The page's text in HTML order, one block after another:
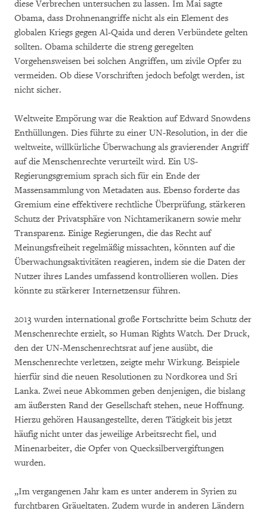
diese Verbrechen untersuchen zu lassen. Im Mai sagte
Obama, dass Drohnenangriffe nicht als ein Element des
globalen Kriegs gegen Al-Qaida und deren Verbündete gelten
sollten. Obama schilderte die streng geregelten
Vorgehensweisen bei solchen Angriffen, um zivile Opfer zu
vermeiden. Ob diese Vorschriften jedoch befolgt werden, ist
nicht sicher.
Weltweite Empörung war die Reaktion auf Edward Snowdens
Enthüllungen. Dies führte zu einer UN-Resolution, in der die
weltweite, willkürliche Überwachung als gravierender Angriff
auf die Menschenrechte verurteilt wird. Ein US-
Regierungsgremium sprach sich für ein Ende der
Massensammlung von Metadaten aus. Ebenso forderte das
Gremium eine effektivere rechtliche Überprüfung, stärkeren
Schutz der Privatsphäre von Nichtamerikanern sowie mehr
Transparenz. Einige Regierungen, die das Recht auf
Meinungsfreiheit regelmäßig missachten, könnten auf die
Überwachungsaktivitäten reagieren, indem sie die Daten der
Nutzer ihres Landes umfassend kontrollieren wollen. Dies
könnte zu stärkerer Internetzensur führen.
2013 wurden international große Fortschritte beim Schutz der
Menschenrechte erzielt, so Human Rights Watch. Der Druck,
den der UN-Menschenrechtsrat auf jene ausübt, die
Menschenrechte verletzen, zeigte mehr Wirkung. Beispiele
hierfür sind die neuen Resolutionen zu Nordkorea und Sri
Lanka. Zwei neue Abkommen geben denjenigen, die bislang
am äußersten Rand der Gesellschaft stehen, neue Hoffnung.
Hierzu gehören Hausangestellte, deren Tätigkeit bis jetzt
häufig nicht unter das jeweilige Arbeitsrecht fiel, und
Minenarbeiter, die Opfer von Quecksilbervergiftungen
wurden.
„Im vergangenen Jahr kam es unter anderem in Syrien zu
furchtbaren Gräueltaten. Zudem wurde in anderen Ländern